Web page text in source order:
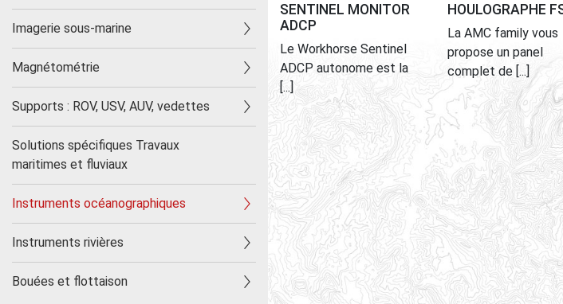
Imagerie sous-marine
Magnétométrie
Supports : ROV, USV, AUV, vedettes
Solutions spécifiques Travaux
maritimes et fluviaux
Instruments océanographiques
Instruments rivières
Bouées et flottaison
SENTINEL MONITOR
ADCP
Le Workhorse Sentinel
ADCP autonome est la
[...]
HOULOGRAPHE
La AMC family vous
propose un panel
complet de [...]